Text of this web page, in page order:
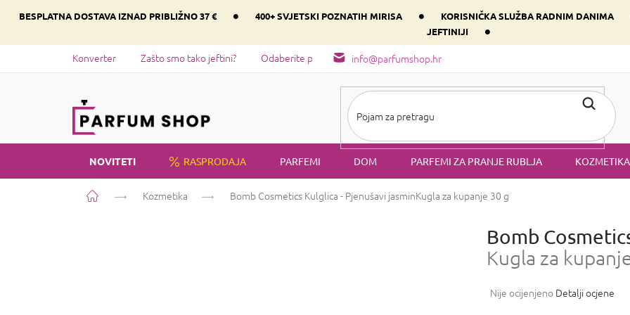
BESPLATNA DOSTAVA IZNAD PRIBLIŽNO 37 € • 400+ SVJETSKI POZNATIH MIRISA • KORISNIČKA SLUŽBA RADNIM DANIMA
JEFTINIJI
•
info@parfumshop.hr
Konverter Zašto smo tako jeftini? Odaberite parfem svog srca prema dominantnoj komponenti
NOVITETI RASPRODAJA PARFEMI DOM PARFEMI ZA PRANJE RUBLJA KOZMETIKA
Početna Kozmetika Bomb Cosmetics Kulglica - Pjenušavi jasminKugla za kupanje 30 g
Bomb
Kugla za
Prosječna
Nije ocijenjeno Detalji ocjene